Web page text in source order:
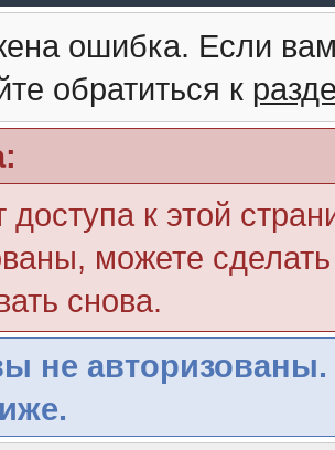
ошибка. Если
обратиться к
доступа к этой
можете
снова.
не авторизованы.